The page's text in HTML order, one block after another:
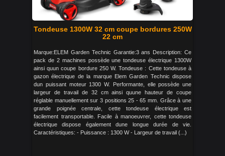
Tondeuse 1300W 32 cm coupe bordures 250W
22 cm
Marque:ELEM Garden Technic Garantie:3 ans Description: Ce
pack de 2 machines possède une tondeuse électrique 1300W
ainsi quun coupe bordure 250 W. Tondeuse : Cette tondeuse à
gazon électrique de la marque Elem Garden Technic dispose
dun puissant moteur 1300 W. Performante, elle possède une
largeur de travail de 32 cm ainsi quune hauteur de coupe
réglable manuellement sur 3 positions 25 - 65 mm. Grâce à une
grande poignée centrale, cette tondeuse électrique est
facilement transportable. Facile à manoeuvrer, cette tondeuse
électrique dispose également dune longue durée de vie.
Caractéristiques: - Puissance : 1300 W - Largeur de travail (...)